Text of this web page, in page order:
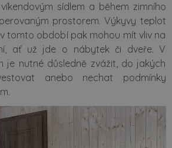
sídlem a během zimního
prostorem. Výkyvy teplot
tomto období pak mohou mít vliv na
ať už jde o nábytek či dveře. V
je nutné důsledně zvážit, do jakých
anebo nechat podmínky